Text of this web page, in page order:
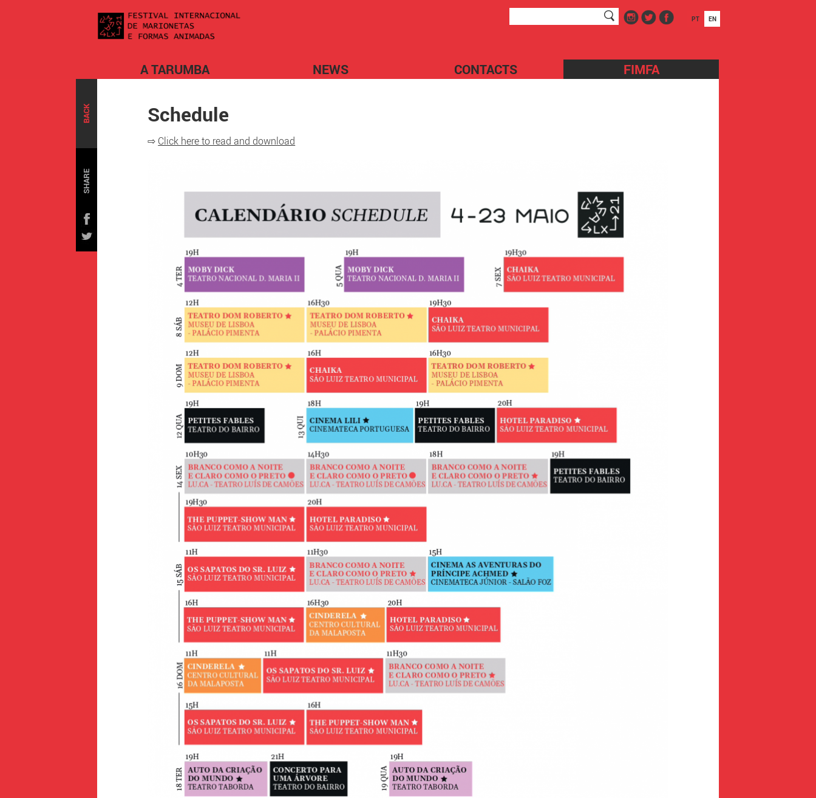
A TARUMBA NEWS CONTACTS FIMFA
PT EN
BACK
SHARE
Schedule
⇨ Click here to read and download